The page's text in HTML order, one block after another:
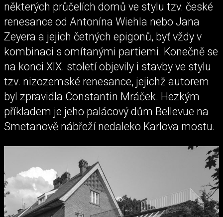
některých průčelích domů ve stylu tzv. české
renesance od Antonína Wiehla nebo Jana
Zeyera a jejich četných epigonů, byť vždy v
kombinaci s omítanými partiemi. Konečně se
na konci XIX. století objevily i stavby ve stylu
tzv. nizozemské renesance, jejichž autorem
byl zpravidla Constantin Mráček. Hezkým
příkladem je jeho palácový dům Bellevue na
Smetanově nábřeží nedaleko Karlova mostu.